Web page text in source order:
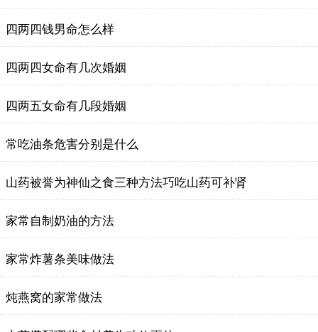
四两四钱男命怎么样
四两四女命有几次婚姻
四两五女命有几段婚姻
常吃油条危害分别是什么
山药被誉为神仙之食三种方法巧吃山药可补肾
家常自制奶油的方法
家常炸薯条美味做法
炖燕窝的家常做法